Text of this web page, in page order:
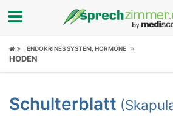
Fokus
Symptome
ENDOKRINES SYSTEM, HORMONE
HODEN
Schulterblatt